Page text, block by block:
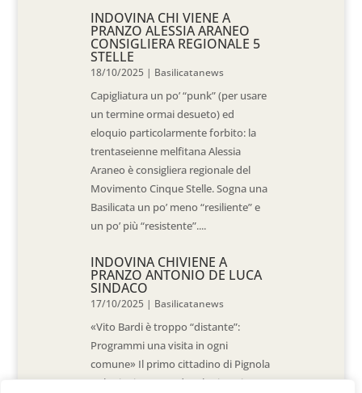
INDOVINA CHI VIENE A
PRANZO ALESSIA ARANEO
CONSIGLIERA REGIONALE 5
STELLE
18/10/2025 | Basilicatanews
Capigliatura un po’ “punk” (per usare
un termine ormai desueto) ed
eloquio particolarmente forbito: la
trentaseienne melfitana Alessia
Araneo è consigliera regionale del
Movimento Cinque Stelle. Sogna una
Basilicata un po’ meno “resiliente” e
un po’ più “resistente”....
INDOVINA CHIVIENE A
PRANZO ANTONIO DE LUCA
SINDACO
17/10/2025 | Basilicatanews
«Vito Bardi è troppo “distante”:
Programmi una visita in ogni
comune» Il primo cittadino di Pignola
«L’ho invitato a vedere la situazione